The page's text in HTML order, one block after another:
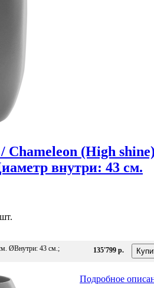
(High
внутри: 43 см.
ØВнутри: 43 см.;
135'799 р.
Подробное